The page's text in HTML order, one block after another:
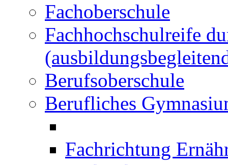
Fachoberschule
Fachhochschulreife
Berufsoberschule
Berufliches
Fachrichtung